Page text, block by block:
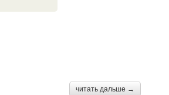
читать дальше →